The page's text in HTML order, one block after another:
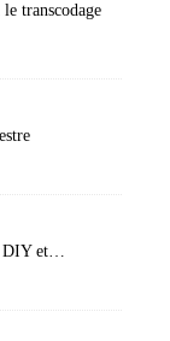
transcodage
DIY et…